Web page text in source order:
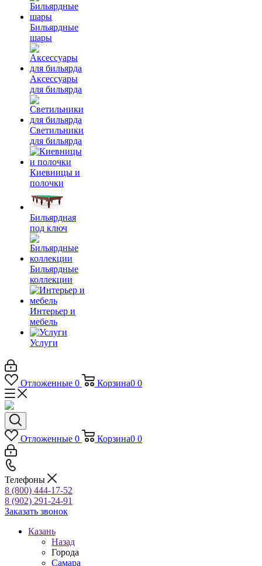
Бильярдные
шары
Аксессуары
для бильярда
Светильники
для бильярда
Киевницы и
полочки
Бильярдная
под ключ
Бильярдные
коллекции
Интерьер и
мебель
Услуги
Отложенные 0 Корзина0 0
Отложенные 0 Корзина0 0
Телефоны
8 (800) 444-17-52
8 (902) 291-24-91
Заказать звонок
Казань
Назад
Города
Самара